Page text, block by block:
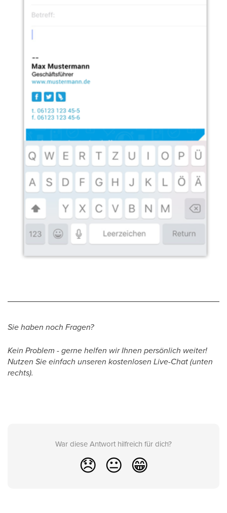
Sie haben noch Fragen?
Kein Problem - gerne helfen wir Ihnen persönlich weiter!
Nutzen Sie einfach unseren kostenlosen Live-Chat (unten
rechts).
War diese Antwort hilfreich für dich?
😞 😐 😁